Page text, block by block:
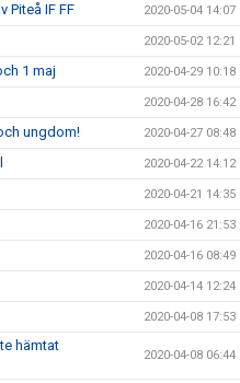
Piteå IF FF 2020-05-04 14:07
2020-05-02 12:21
1 maj 2020-04-29 10:18
2020-04-28 16:42
ungdom! 2020-04-27 08:48
2020-04-22 14:12
2020-04-21 14:35
2020-04-16 21:53
2020-04-16 08:49
2020-04-14 12:24
2020-04-08 17:53
hämtat
2020-04-08 06:44